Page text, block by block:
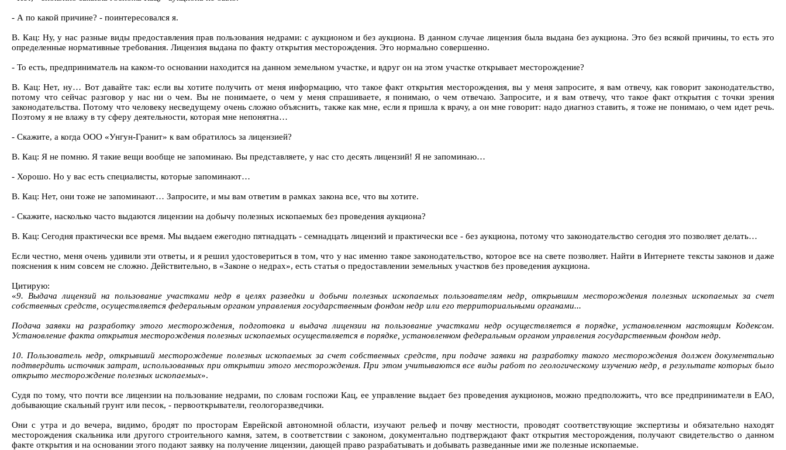
- А по какой причине? - поинтересовался я.
В. Кац: Ну, у нас разные виды предоставления прав пользования недрами: с аукционом и без аукциона. В данном случае лицензия была выдана без аукциона. Это без всякой причины, то есть это
определенные нормативные требования. Лицензия выдана по факту открытия месторождения. Это нормально совершенно.
- То есть, предприниматель на каком-то основании находится на данном земельном участке, и вдруг он на этом участке открывает месторождение?
В. Кац: Нет, ну… Вот давайте так: если вы хотите получить от меня информацию, что такое факт открытия месторождения, вы у меня запросите, я вам отвечу, как говорит законодательство,
потому что сейчас разговор у нас ни о чем. Вы не понимаете, о чем у меня спрашиваете, я понимаю, о чем отвечаю. Запросите, и я вам отвечу, что такое факт открытия с точки зрения
законодательства. Потому что человеку несведущему очень сложно объяснить, также как мне, если я пришла к врачу, а он мне говорит: надо диагноз ставить, я тоже не понимаю, о чем идет речь.
Поэтому я не влажу в ту сферу деятельности, которая мне непонятна…
- Скажите, а когда ООО «Унгун-Гранит» к вам обратилось за лицензией?
В. Кац: Я не помню. Я такие вещи вообще не запоминаю. Вы представляете, у нас сто десять лицензий! Я не запоминаю…
- Хорошо. Но у вас есть специалисты, которые запоминают…
В. Кац: Нет, они тоже не запоминают… Запросите, и мы вам ответим в рамках закона все, что вы хотите.
- Скажите, насколько часто выдаются лицензии на добычу полезных ископаемых без проведения аукциона?
В. Кац: Сегодня практически все время. Мы выдаем ежегодно пятнадцать - семнадцать лицензий и практически все - без аукциона, потому что законодательство сегодня это позволяет делать…
Если честно, меня очень удивили эти ответы, и я решил удостовериться в том, что у нас именно такое законодательство, которое все на свете позволяет. Найти в Интернете тексты законов и даже
пояснения к ним совсем не сложно. Действительно, в «Законе о недрах», есть статья о предоставлении земельных участков без проведения аукциона.
Цитирую:
«9. Выдача лицензий на пользование участками недр в целях разведки и добычи полезных ископаемых пользователям недр, открывшим месторождения полезных ископаемых за счет
собственных средств, осуществляется федеральным органом управления государственным фондом недр или его территориальными органами...
Подача заявки на разработку этого месторождения, подготовка и выдача лицензии на пользование участками недр осуществляется в порядке, установленном настоящим Кодексом.
Установление факта открытия месторождения полезных ископаемых осуществляется в порядке, установленном федеральным органом управления государственным фондом недр.
10. Пользователь недр, открывший месторождение полезных ископаемых за счет собственных средств, при подаче заявки на разработку такого месторождения должен документально
подтвердить источник затрат, использованных при открытии этого месторождения. При этом учитываются все виды работ по геологическому изучению недр, в результате которых было
открыто месторождение полезных ископаемых».
Судя по тому, что почти все лицензии на пользование недрами, по словам госпожи Кац, ее управление выдает без проведения аукционов, можно предположить, что все предприниматели в ЕАО,
добывающие скальный грунт или песок, - первооткрыватели, геологоразведчики.
Они с утра и до вечера, видимо, бродят по просторам Еврейской автономной области, изучают рельеф и почву местности, проводят соответствующие экспертизы и обязательно находят
месторождения скальника или другого строительного камня, затем, в соответствии с законом, документально подтверждают факт открытия месторождения, получают свидетельство о данном
факте открытия и на основании этого подают заявку на получение лицензии, дающей право разрабатывать и добывать разведанные ими же полезные ископаемые.